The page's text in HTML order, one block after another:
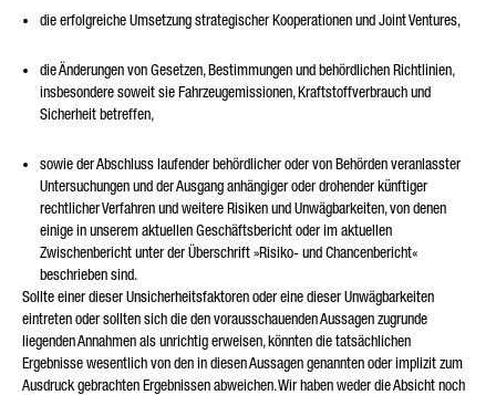
die erfolgreiche Umsetzung strategischer Kooperationen und Joint Ventures,
die Änderungen von Gesetzen, Bestimmungen und behördlichen Richtlinien,
insbesondere soweit sie Fahrzeugemissionen, Kraftstoffverbrauch und
Sicherheit betreffen,
sowie der Abschluss laufender behördlicher oder von Behörden veranlasster
Untersuchungen und der Ausgang anhängiger oder drohender künftiger
rechtlicher Verfahren und weitere Risiken und Unwägbarkeiten, von denen
einige in unserem aktuellen Geschäftsbericht oder im aktuellen
Zwischenbericht unter der Überschrift »Risiko- und Chancenbericht«
beschrieben sind.
Sollte einer dieser Unsicherheitsfaktoren oder eine dieser Unwägbarkeiten
eintreten oder sollten sich die den vorausschauenden Aussagen zugrunde
liegenden Annahmen als unrichtig erweisen, könnten die tatsächlichen
Ergebnisse wesentlich von den in diesen Aussagen genannten oder implizit zum
Ausdruck gebrachten Ergebnissen abweichen. Wir haben weder die Absicht noch